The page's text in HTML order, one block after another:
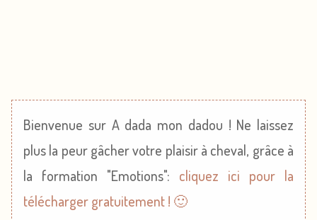
Bienvenue sur A dada mon dadou ! Ne laissez
plus la peur gâcher votre plaisir à cheval, grâce à
la formation "Emotions": cliquez ici pour la
télécharger gratuitement ! 🙂